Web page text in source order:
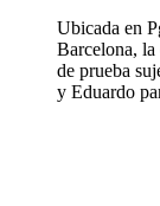
Ubicada en
Barcelona, la
de prueba
y Eduardo